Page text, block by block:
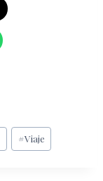
#Viaje